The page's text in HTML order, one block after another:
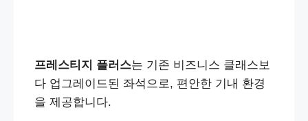
프레스티지 플러스는 기존 비즈니스 클래스보
다 업그레이드된 좌석으로, 편안한 기내 환경
을 제공합니다.